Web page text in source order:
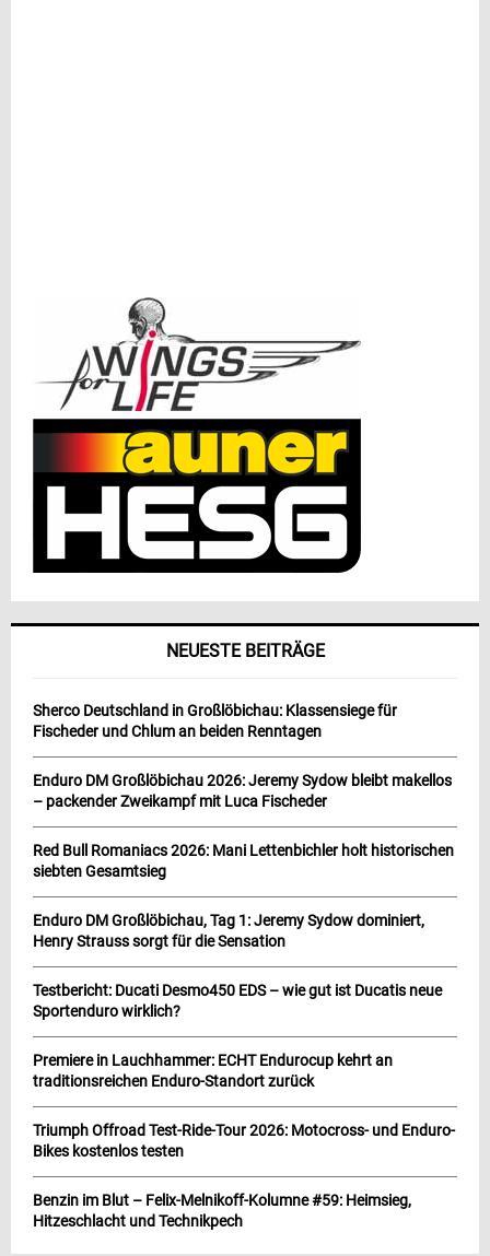
NEUESTE BEITRÄGE
Sherco Deutschland in Großlöbichau: Klassensiege für
Fischeder und Chlum an beiden Renntagen
Enduro DM Großlöbichau 2026: Jeremy Sydow bleibt makellos
– packender Zweikampf mit Luca Fischeder
Red Bull Romaniacs 2026: Mani Lettenbichler holt historischen
siebten Gesamtsieg
Enduro DM Großlöbichau, Tag 1: Jeremy Sydow dominiert,
Henry Strauss sorgt für die Sensation
Testbericht: Ducati Desmo450 EDS – wie gut ist Ducatis neue
Sportenduro wirklich?
Premiere in Lauchhammer: ECHT Endurocup kehrt an
traditionsreichen Enduro-Standort zurück
Triumph Offroad Test-Ride-Tour 2026: Motocross- und Enduro-
Bikes kostenlos testen
Benzin im Blut – Felix-Melnikoff-Kolumne #59: Heimsieg,
Hitzeschlacht und Technikpech